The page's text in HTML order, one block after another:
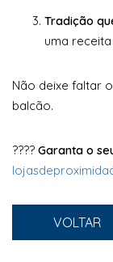
Tradição
uma
Não deixe faltar
balcão.
???? Garanta o
VOLTAR